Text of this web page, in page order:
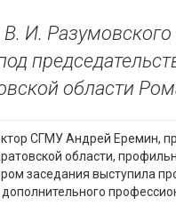
И.
области
СГМУ Андрей Еремин,
области,
заседания выступила